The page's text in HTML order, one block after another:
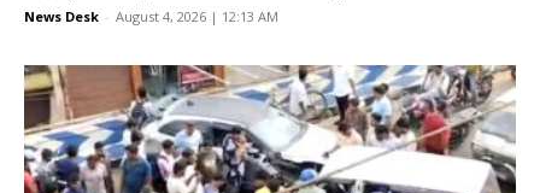
News Desk - August 4, 2026 | 12:13 AM